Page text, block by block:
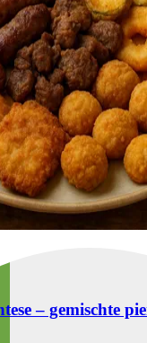
– gemischte